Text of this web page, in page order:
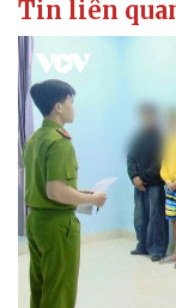
Tin liên